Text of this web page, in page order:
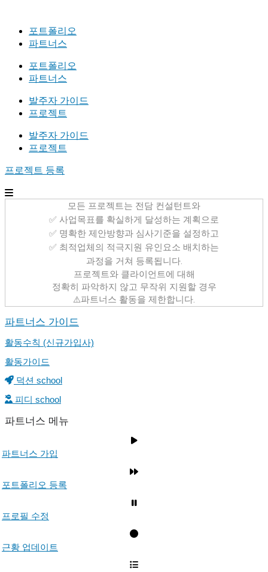
포트폴리오
파트너스
포트폴리오
파트너스
발주자 가이드
프로젝트
발주자 가이드
프로젝트
프로젝트 등록
모든 프로젝트는 전담 컨설턴트와
✅ 사업목표를 확실하게 달성하는 계획으로
✅ 명확한 제안방향과 심사기준을 설정하고
✅ 최적업체의 적극지원 유인요소 배치하는
과정을 거쳐 등록됩니다.
프로젝트와 클라이언트에 대해
정확히 파악하지 않고 무작위 지원할 경우
⚠️파트너스 활동을 제한합니다.
파트너스 가이드
활동수칙 (신규가입사)
활동가이드
덕션 school
피디 school
파트너스 메뉴
파트너스 가입
포트폴리오 등록
프로필 수정
근황 업데이트